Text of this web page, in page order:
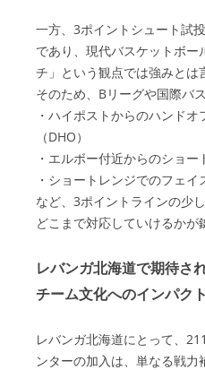
一方、3ポイントシュート試
であり、現代バスケットボー
チ」という観点では強みとは
そのため、Bリーグや国際バ
・ハイポストからのハンド
（DHO）
・エルボー付近からのショー
・ショートレンジでのフェイ
など、3ポイントラインの少
どこまで対応していけるかが
レバンガ北海道で期待さ
チーム文化へのインパクト
レバンガ北海道にとって、
ンターの加入は、単なる戦力